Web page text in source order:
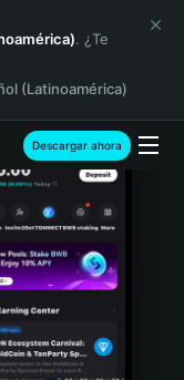
. ¿Te
(Latinoamérica)
Descargar ahora